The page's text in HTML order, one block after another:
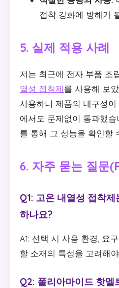
접착 강화에 방해가
5. 실제 적용 사례
저는 최근에 전자 부품 조
열성 접착제를 사용해 보
사용하니 제품의 내구성
에서도 문제없이 통과했
를 통해 그 성능을 확인할
6. 자주 묻는 질문
Q1: 고온 내열성 접착
하나요?
A1: 선택 시 사용 환경, 요
할 소재의 특성을 고려해
Q2: 폴리아마이드 핫멜